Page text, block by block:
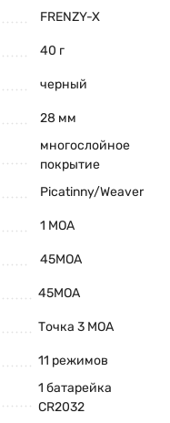
FRENZY-X
40 г
черный
28 мм
многослойное
покрытие
Picatinny/Weaver
1 MOA
45МОА
45МОА
Точка 3 MOA
11 режимов
1 батарейка
CR2032